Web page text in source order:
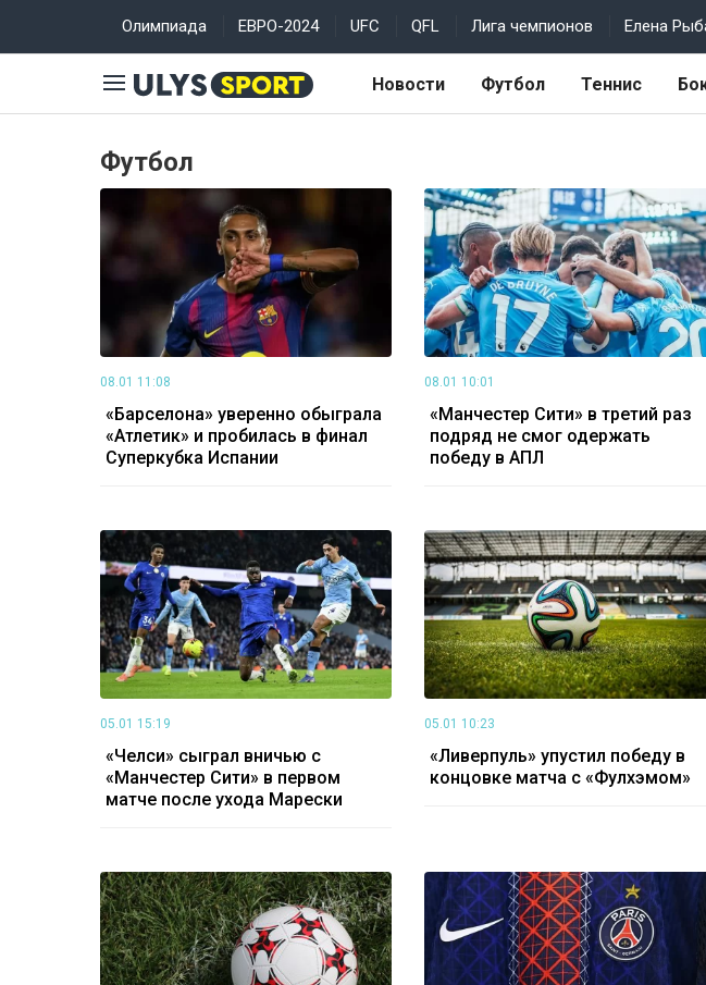
Олимпиада ЕВРО-2024 UFC QFL Лига чемпионов Елена
Новости Футбол Теннис
Футбол
08.01 11:08
«Барселона» уверенно обыграла
«Атлетик» и пробилась в финал
Суперкубка Испании
08.01 10:01
«Манчестер Сити» в третий раз
подряд не смог одержать
победу в АПЛ
05.01 15:19
«Челси» сыграл вничью с
«Манчестер Сити» в первом
матче после ухода Марески
05.01 10:23
«Ливерпуль» упустил победу в
концовке матча с «Фулхэмом»